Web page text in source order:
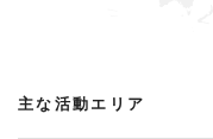
主な活動エリア